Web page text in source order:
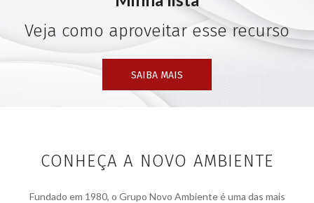
Veja como aproveitar esse recurso
SAIBA MAIS
CONHEÇA A NOVO AMBIENTE
Fundado em 1980, o Grupo Novo Ambiente é uma das mais